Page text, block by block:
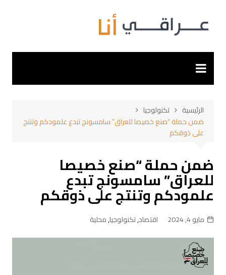
المحتوى
الرئيسية
تكنولوجيا
ضمن حملة “صنع خصيصا للعراق” سامسونج تبدع علمودكم وتنتج
على ذوقكم
ضمن حملة “صنع خصيصا
للعراق” سامسونج تبدع
علمودكم وتنتج على ذوقكم
مايو 4, 2024 اقتصاد,تكنولوجيا,محلية